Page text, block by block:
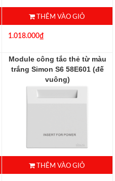
THÊM VÀO GIỎ
1.018.000₫
Module công tắc thẻ từ màu
trắng Simon S6 58E601 (đế
vuông)
THÊM VÀO GIỎ